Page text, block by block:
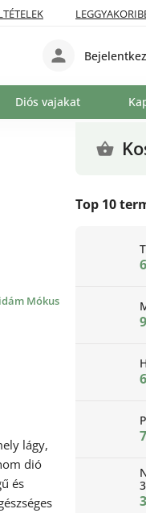
Diós vajakat
Top 10
Mókus
lágy,
dió
és